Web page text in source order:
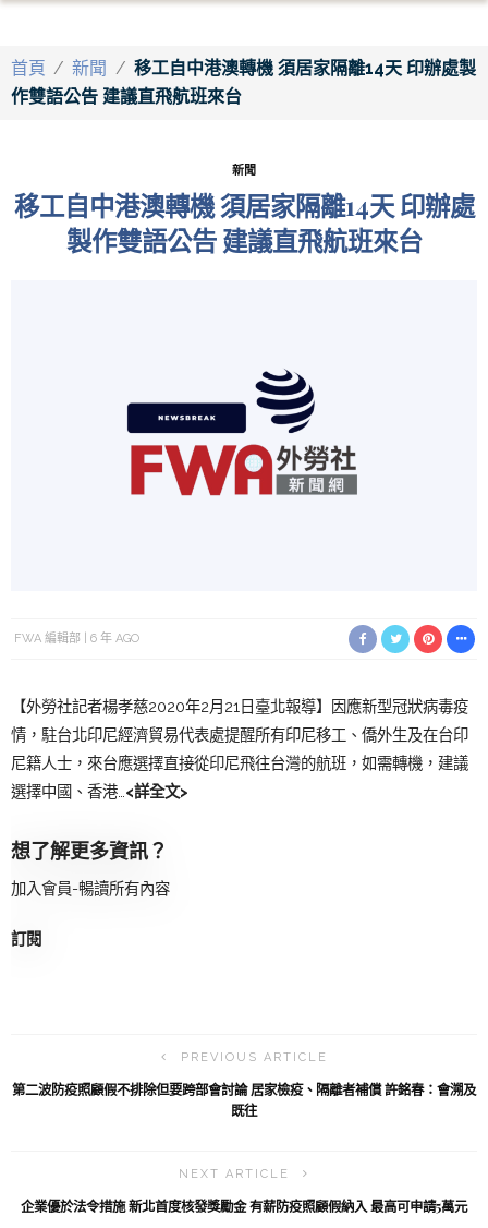
首頁 / 新聞 / 移工自中港澳轉機 須居家隔離14天 印辦處製
作雙語公告 建議直飛航班來台
新聞
移工自中港澳轉機 須居家隔離14天 印辦處
製作雙語公告 建議直飛航班來台
FWA 編輯部 6 年 AGO
【外勞社記者楊孝慈2020年2月21日臺北報導】因應新型冠狀病毒疫
情，駐台北印尼經濟貿易代表處提醒所有印尼移工、僑外生及在台印
尼籍人士，來台應選擇直接從印尼飛往台灣的航班，如需轉機，建議
選擇中國、香港…<詳全文>
想了解更多資訊？
加入會員-暢讀所有內容
訂閱
PREVIOUS ARTICLE
第二波防疫照顧假不排除但要跨部會討論 居家檢疫、隔離者補償 許銘春：會溯及
既往
NEXT ARTICLE
企業優於法令措施 新北首度核發獎勵金 有薪防疫照顧假納入 最高可申請5萬元